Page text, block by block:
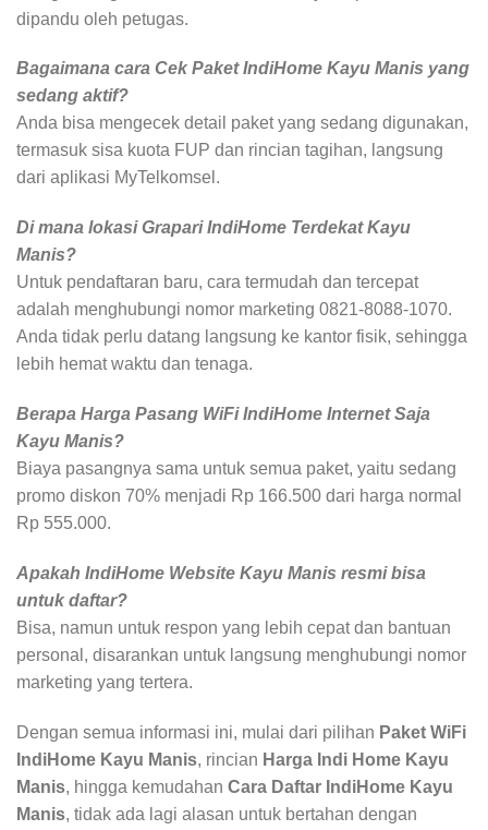
dipandu oleh petugas.
Bagaimana cara Cek Paket IndiHome Kayu Manis yang
sedang aktif?
Anda bisa mengecek detail paket yang sedang digunakan,
termasuk sisa kuota FUP dan rincian tagihan, langsung
dari aplikasi MyTelkomsel.
Di mana lokasi Grapari IndiHome Terdekat Kayu
Manis?
Untuk pendaftaran baru, cara termudah dan tercepat
adalah menghubungi nomor marketing 0821-8088-1070.
Anda tidak perlu datang langsung ke kantor fisik, sehingga
lebih hemat waktu dan tenaga.
Berapa Harga Pasang WiFi IndiHome Internet Saja
Kayu Manis?
Biaya pasangnya sama untuk semua paket, yaitu sedang
promo diskon 70% menjadi Rp 166.500 dari harga normal
Rp 555.000.
Apakah IndiHome Website Kayu Manis resmi bisa
untuk daftar?
Bisa, namun untuk respon yang lebih cepat dan bantuan
personal, disarankan untuk langsung menghubungi nomor
marketing yang tertera.
Dengan semua informasi ini, mulai dari pilihan Paket WiFi
IndiHome Kayu Manis, rincian Harga Indi Home Kayu
Manis, hingga kemudahan Cara Daftar IndiHome Kayu
Manis, tidak ada lagi alasan untuk bertahan dengan